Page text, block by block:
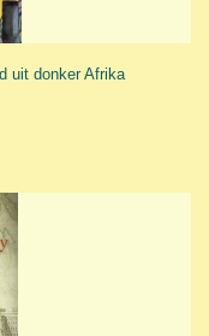
uit donker Afrika